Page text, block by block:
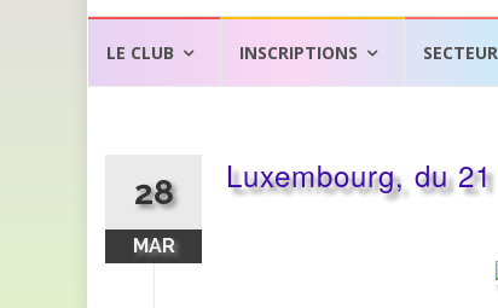
LE CLUB INSCRIPTIONS
28
MAR
Luxembourg, du